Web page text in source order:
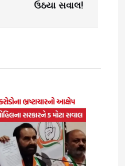
ઉઠયા સવાલ!